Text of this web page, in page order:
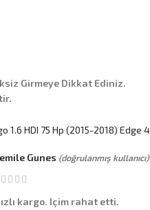
Girmeye Dikkat Ediniz.
1.6 HDI 75 Hp (2015-2018) Edge
Gunes (doğrulanmış kullanıcı)
kargo. Içim rahat etti.